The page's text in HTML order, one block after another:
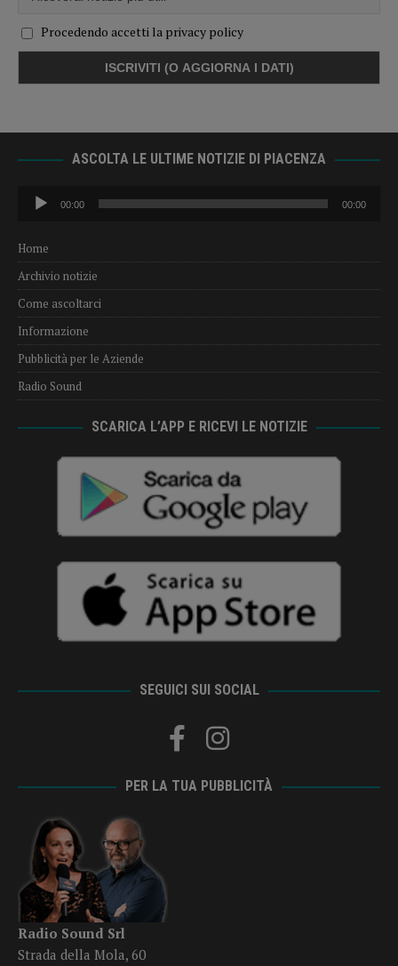
Procedendo accetti la privacy policy
ASCOLTA LE ULTIME NOTIZIE DI PIACENZA
Audio
Player
00:00 00:00
Home
Archivio notizie
Come ascoltarci
Informazione
Pubblicità per le Aziende
Radio Sound
SCARICA L’APP E RICEVI LE NOTIZIE
SEGUICI SUI SOCIAL
PER LA TUA PUBBLICITÀ
Radio Sound Srl
Strada della Mola, 60